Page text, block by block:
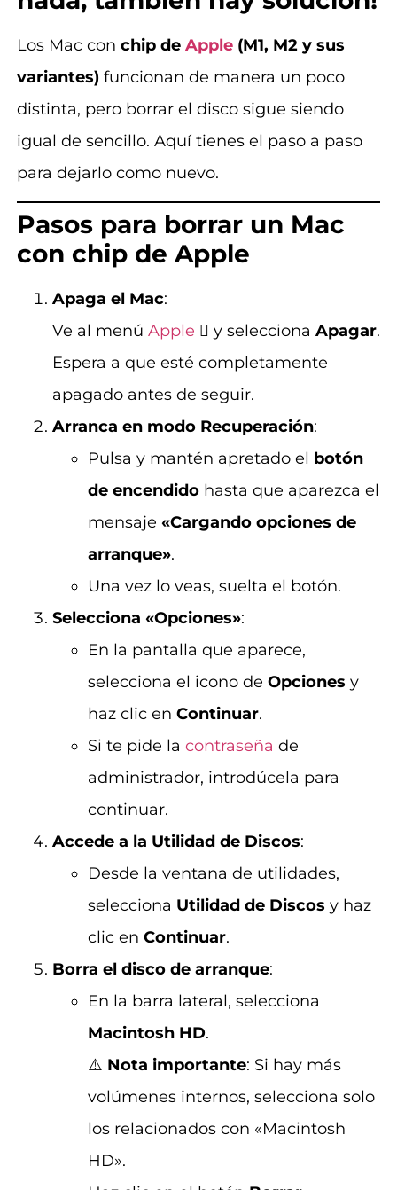
Los Mac con chip de Apple(M1, M2 y sus
variantes)funcionan de manera un poco
distinta, pero borrar el disco sigue siendo
igual de sencillo. Aquí tienes el paso a paso
para dejarlo como nuevo.
Pasos para borrar un Mac
con chip de Apple
Apaga el Mac:
Ve al menú Apple  y selecciona Apagar.
Espera a que esté completamente
apagado antes de seguir.
Arranca en modo Recuperación:
Pulsa y mantén apretado el botón
de encendidohasta que aparezca el
mensaje «Cargando opciones de
arranque».
Una vez lo veas, suelta el botón.
Selecciona «Opciones»:
En la pantalla que aparece,
selecciona el icono de Opciones y
haz clic en Continuar.
Si te pide la contraseña de
administrador, introdúcela para
continuar.
Accede a la Utilidad de Discos:
Desde la ventana de utilidades,
selecciona Utilidad de Discos y haz
clic en Continuar.
Borra el disco de arranque:
En la barra lateral, selecciona
Macintosh HD.
⚠️ Nota importante: Si hay más
volúmenes internos, selecciona solo
los relacionados con «Macintosh
HD».